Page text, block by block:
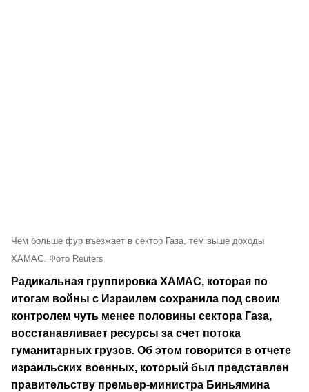
Чем больше фур въезжает в сектор Газа, тем выше доходы
ХАМАС. Фото Reuters
Радикальная группировка ХАМАС, которая по
итогам войны с Израилем сохранила под своим
контролем чуть менее половины сектора Газа,
восстанавливает ресурсы за счет потока
гуманитарных грузов. Об этом говорится в отчете
израильских военных, который был представлен
правительству премьер-министра Биньямина